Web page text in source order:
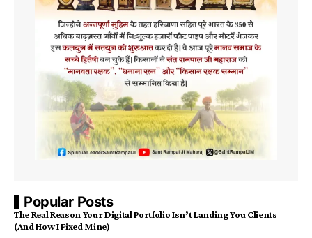
Popular Posts
The Real Reason Your Digital Portfolio Isn’t Landing You Clients
(And How I Fixed Mine)